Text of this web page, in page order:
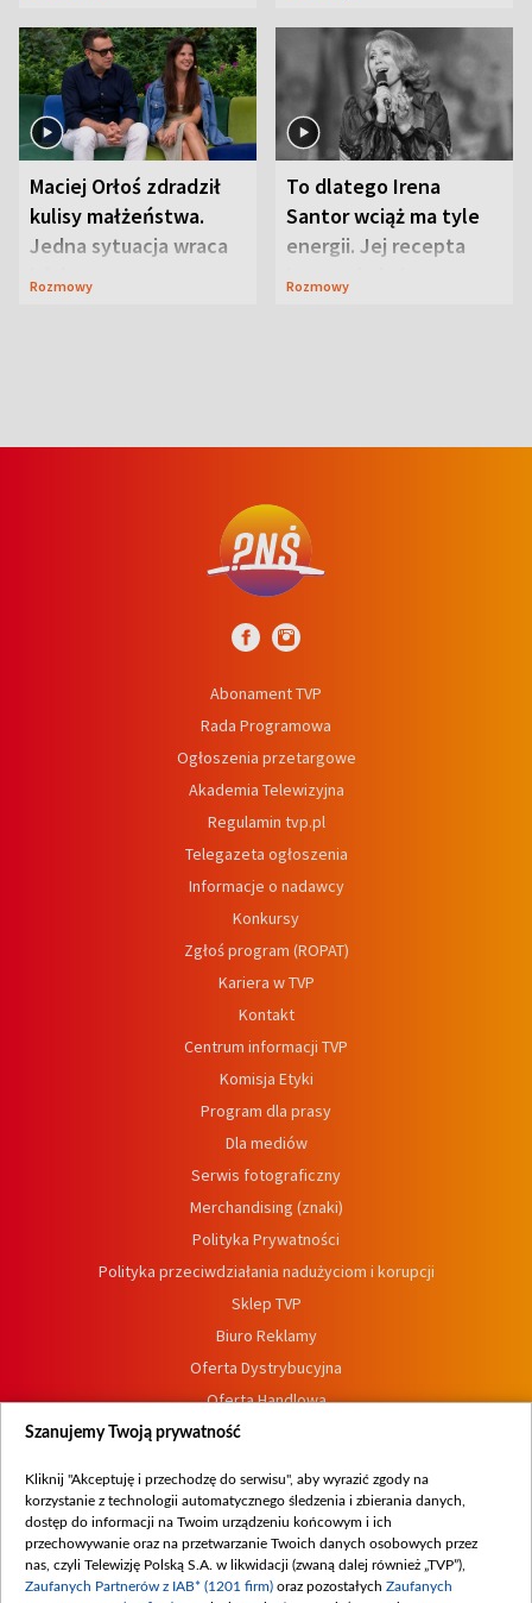
Maciej Orłoś zdradził
kulisy małżeństwa.
Jedna sytuacja wraca
jak bumerang
Rozmowy
To dlatego Irena
Santor wciąż ma tyle
energii. Jej recepta
jest zaskakująco
Rozmowy
Abonament TVP
Rada Programowa
Ogłoszenia przetargowe
Akademia Telewizyjna
Regulamin tvp.pl
Telegazeta ogłoszenia
Informacje o nadawcy
Konkursy
Zgłoś program (ROPAT)
Kariera w TVP
Kontakt
Centrum informacji TVP
Komisja Etyki
Program dla prasy
Dla mediów
Serwis fotograficzny
Merchandising (znaki)
Polityka Prywatności
Polityka przeciwdziałania nadużyciom i korupcji
Sklep TVP
Biuro Reklamy
Oferta Dystrybucyjna
Oferta Handlowa
Dostępność
Procedura zgłoszeń wewnętrznych
Szanujemy Twoją prywatność
Kliknij "Akceptuję i przechodzę do serwisu", aby wyrazić zgody na
korzystanie z technologii automatycznego śledzenia i zbierania danych,
dostęp do informacji na Twoim urządzeniu końcowym i ich
przechowywanie oraz na przetwarzanie Twoich danych osobowych przez
nas, czyli Telewizję Polską S.A. w likwidacji (zwaną dalej również „TVP”),
Zaufanych Partnerów z IAB* (1201 firm) oraz pozostałych Zaufanych